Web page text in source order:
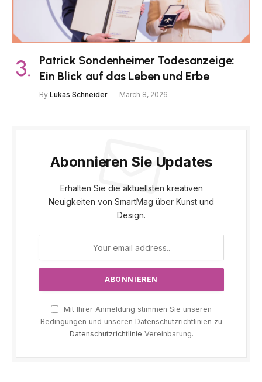
Patrick Sondenheimer Todesanzeige:
Ein Blick auf das Leben und Erbe
By Lukas Schneider March 8, 2026
Abonnieren Sie Updates
Erhalten Sie die aktuellsten kreativen
Neuigkeiten von SmartMag über Kunst und
Design.
Mit Ihrer Anmeldung stimmen Sie unseren
Bedingungen und unseren Datenschutzrichtlinien zu
Datenschutzrichtlinie Vereinbarung.